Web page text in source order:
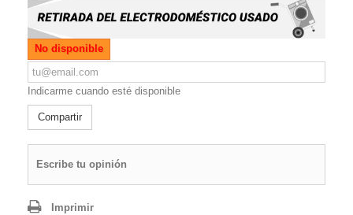
No disponible
Indicarme cuando esté disponible
Compartir
Escribe tu opinión
Imprimir